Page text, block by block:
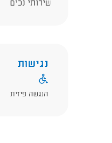
שירותי נכים
נגישות
הנגשה פיזית